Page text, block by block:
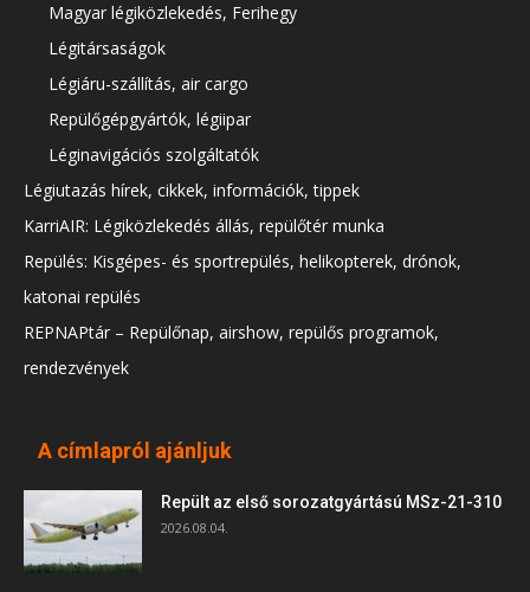
Magyar légiközlekedés, Ferihegy
Légitársaságok
Légiáru-szállítás, air cargo
Repülőgépgyártók, légiipar
Léginavigációs szolgáltatók
Légiutazás hírek, cikkek, információk, tippek
KarriAIR: Légiközlekedés állás, repülőtér munka
Repülés: Kisgépes- és sportrepülés, helikopterek, drónok,
katonai repülés
REPNAPtár – Repülőnap, airshow, repülős programok,
rendezvények
A címlapról ajánljuk
Repült az első sorozatgyártású MSz-21-310
2026.08.04.